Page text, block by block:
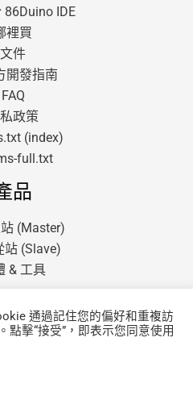
86Duino IDE
裡買
文件
開發指南
FAQ
政策
(index)
full.txt
品
(Master)
站 (Slave)
& 工具
2026 QEC.
通過記住您的偏好和重複訪
點擊“接受”，即表示您同意使用